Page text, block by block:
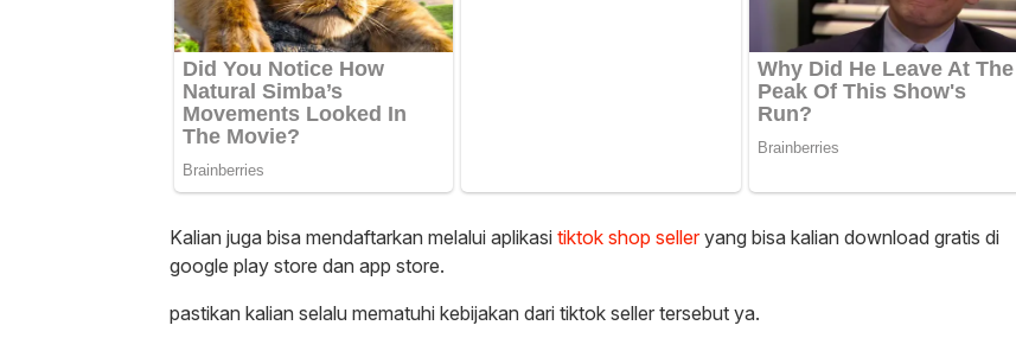
Kalian juga bisa mendaftarkan melalui aplikasi tiktok shop selleryang bisa kalian download gratis di
google play store dan app store.
pastikan kalian selalu mematuhi kebijakan dari tiktok seller tersebut ya.